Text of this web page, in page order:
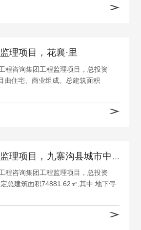
理项目，花襄·里
程咨询集团工程监理项目，总投资
由住宅、商业组成。总建筑面积
首盛国际工程监理项目，九寨沟县城市中心广场建设项目
程咨询集团工程监理项目，总投资
总建筑面积74881.62㎡,其中:地下停